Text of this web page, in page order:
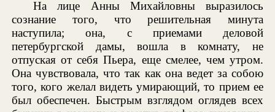
На лице Анны Михайловны выразилось
сознание того, что решительная минута
наступила; она, с приемами деловой
петербургской дамы, вошла в комнату, не
отпуская от себя Пьера, еще смелее, чем утром.
Она чувствовала, что так как она ведет за собою
того, кого желал видеть умирающий, то прием ее
был обеспечен. Быстрым взглядом оглядев всех